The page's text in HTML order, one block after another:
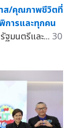
าส/คุณภาพชีวิตที่
การและทุกคน
มนตรีและ... 30